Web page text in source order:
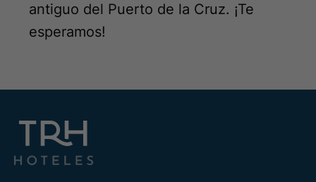
antiguo del Puerto de la Cruz. ¡Te
esperamos!